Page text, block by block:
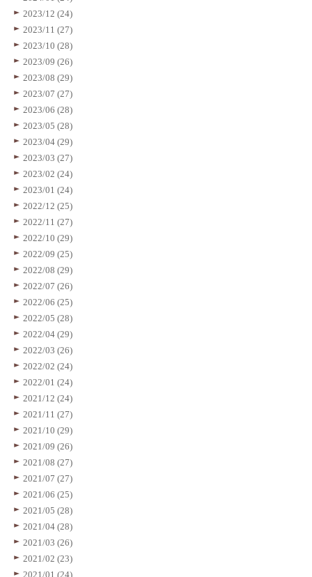
2023/12 (24)
2023/11 (27)
2023/10 (28)
2023/09 (26)
2023/08 (29)
2023/07 (27)
2023/06 (28)
2023/05 (28)
2023/04 (29)
2023/03 (27)
2023/02 (24)
2023/01 (24)
2022/12 (25)
2022/11 (27)
2022/10 (29)
2022/09 (25)
2022/08 (29)
2022/07 (26)
2022/06 (25)
2022/05 (28)
2022/04 (29)
2022/03 (26)
2022/02 (24)
2022/01 (24)
2021/12 (24)
2021/11 (27)
2021/10 (29)
2021/09 (26)
2021/08 (27)
2021/07 (27)
2021/06 (25)
2021/05 (28)
2021/04 (28)
2021/03 (26)
2021/02 (23)
2021/01 (24)